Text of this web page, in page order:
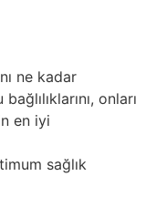
ne kadar
onları
en iyi
sağlık